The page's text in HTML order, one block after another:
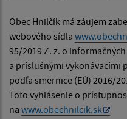
Obec Hnilčík má záujem
webového sídla
95/2019 Z. z. o
a príslušnými vykonávacími
podľa smernice (EÚ) 2016/
Toto vyhlásenie o
na www.obechnilcik.sk